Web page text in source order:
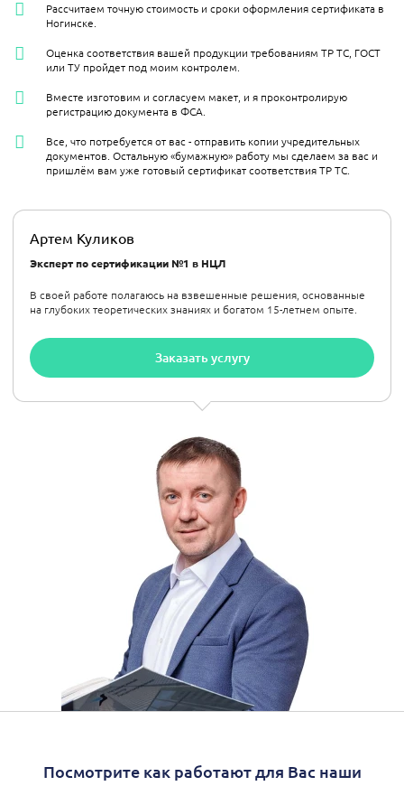
Артем Куликов
Эксперт по сертификации №1 в НЦЛ
В своей работе полагаюсь на взвешенные решения, основанные
на глубоких теоретических знаниях и богатом 15-летнем опыте.
Заказать услугу
Рассчитаем точную стоимость и сроки оформления сертификата в
Ногинске.
Оценка соответствия вашей продукции требованиям ТР ТС, ГОСТ
или ТУ пройдет под моим контролем.
Вместе изготовим и согласуем макет, и я проконтролирую
регистрацию документа в ФСА.
Все, что потребуется от вас - отправить копии учредительных
документов. Остальную «бумажную» работу мы сделаем за вас и
пришлём вам уже готовый сертификат соответствия ТР ТС.
Посмотрите как работают для Вас наши